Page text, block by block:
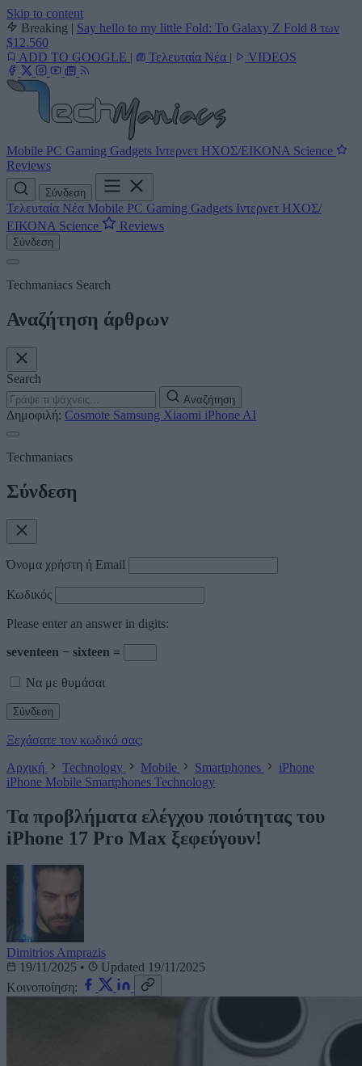
Skip to content
Breaking | Say hello to my little Fold: Το Galaxy Z Fold 8 των
$12.560
ADD TO GOOGLE | Τελευταία Νέα | VIDEOS
Mobile PC Gaming Gadgets Ιντερνετ ΗΧΟΣ/ΕΙΚΟΝΑ Science
Reviews
Σύνδεση
Τελευταία Νέα Mobile PC Gaming Gadgets Ιντερνετ ΗΧΟΣ/
ΕΙΚΟΝΑ Science Reviews
Σύνδεση
Techmaniacs Search
Αναζήτηση άρθρων
Search
Αναζήτηση
Δημοφιλή: Cosmote Samsung Xiaomi iPhone AI
Techmaniacs
Σύνδεση
Όνομα χρήστη ή Email
Κωδικός
Please enter an answer in digits:
seventeen − sixteen =
Να με θυμάσαι
Ξεχάσατε τον κωδικό σας;
Αρχική
Technology Mobile Smartphones
iPhone
iPhone Mobile Smartphones Technology
Τα προβλήματα ελέγχου ποιότητας του
iPhone 17 Pro Max ξεφεύγουν!
Dimitrios Amprazis
19/11/2025 •
Updated 19/11/2025
Κοινοποίηση: